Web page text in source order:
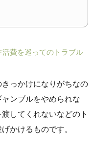
費を巡ってのトラブル
っかけになりがちなの
ンブルをやめられな
してくれないなどのト
かけるものです。